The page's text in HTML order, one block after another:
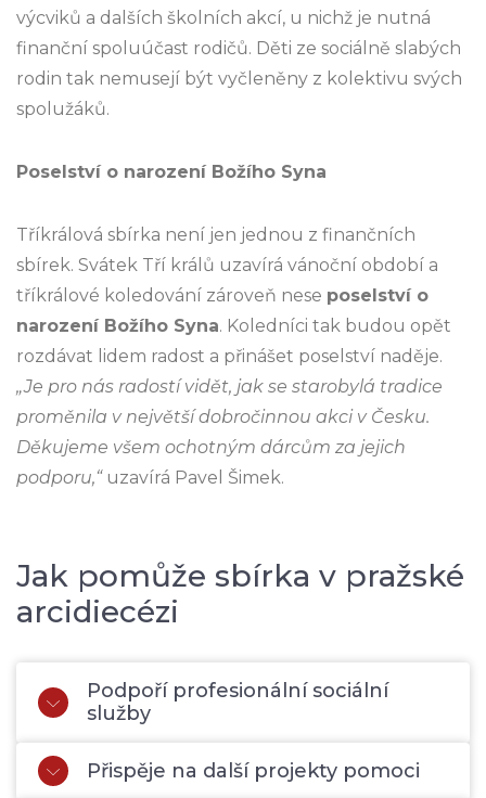
výcviků a dalších školních akcí, u nichž je nutná
finanční spoluúčast rodičů. Děti ze sociálně slabých
rodin tak nemusejí být vyčleněny z kolektivu svých
spolužáků.
Poselství o narození Božího Syna
Tříkrálová sbírka není jen jednou z finančních
sbírek. Svátek Tří králů uzavírá vánoční období a
tříkrálové koledování zároveň nese poselství o
narození Božího Syna. Koledníci tak budou opět
rozdávat lidem radost a přinášet poselství naděje.
„Je pro nás radostí vidět, jak se starobylá tradice
proměnila v největší dobročinnou akci v Česku.
Děkujeme všem ochotným dárcům za jejich
podporu,“ uzavírá Pavel Šimek.
Jak pomůže sbírka v pražské
arcidiecézi
Podpoří profesionální sociální
služby
Přispěje na další projekty pomoci